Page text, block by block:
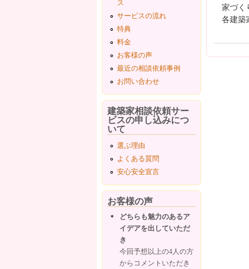
家づく
各建築
ス
サービスの流れ
特典
料金
お客様の声
最近の相談依頼事例
お問い合わせ
建築家相談依頼サー
ビスの申し込みにつ
いて
選ぶ理由
よくある質問
安心安全宣言
お客様の声
どちらも魅力のあるア
イデアを出していただ
き
今回予想以上の4人の方
からコメントいただき